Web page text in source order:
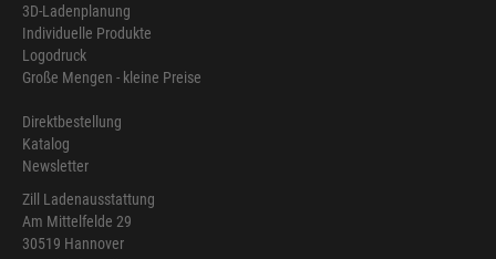
3D-Ladenplanung
Individuelle Produkte
Logodruck
Große Mengen - kleine Preise
Direktbestellung
Katalog
Newsletter
Zill Ladenausstattung
Am Mittelfelde 29
30519 Hannover